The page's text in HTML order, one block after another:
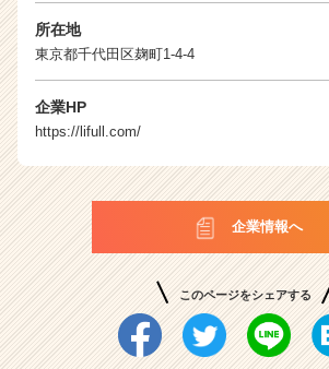
受付中
オンライン開催
オンライン開催
8月20日(木)
オンライン開催
所在地
東京都千代田区麹町1-4-4
企業HP
https://lifull.com/
企業情報へ
このページをシェアする